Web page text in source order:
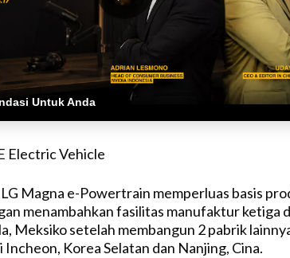
Untuk Anda
Magna e-Powertrain memperluas basis
menambahkan fasilitas manufaktur ketiga
Meksiko setelah membangun 2 pabrik
Incheon, Korea Selatan dan Nanjing, Cina.